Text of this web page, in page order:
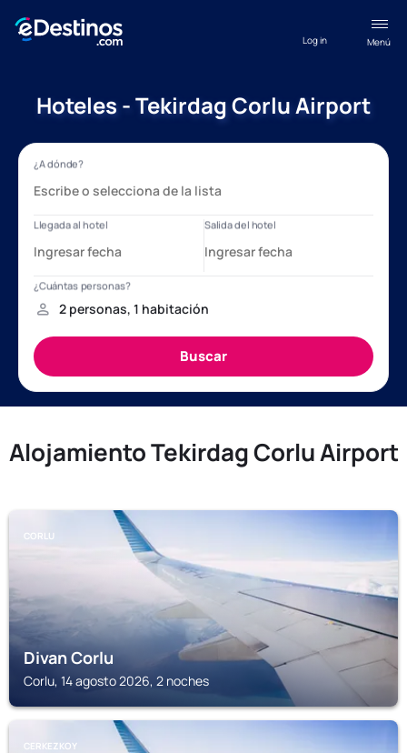
Menú
Log in
Hoteles - Tekirdag Corlu Airport
Alojamiento Tekirdag Corlu Airport
CORLU
Divan Corlu
Corlu, 14 agosto 2026, 2 noches
CERKEZKOY